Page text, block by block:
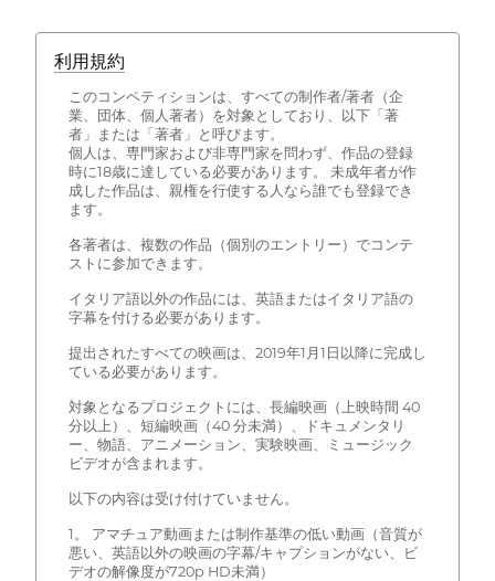
利用規約
このコンペティションは、すべての制作者/著者（企
業、団体、個人著者）を対象としており、以下「著
者」または「著者」と呼びます。
個人は、専門家および非専門家を問わず、作品の登録
時に18歳に達している必要があります。 未成年者が作
成した作品は、親権を行使する人なら誰でも登録でき
ます。
各著者は、複数の作品（個別のエントリー）でコンテ
ストに参加できます。
イタリア語以外の作品には、英語またはイタリア語の
字幕を付ける必要があります。
提出されたすべての映画は、2019年1月1日以降に完成し
ている必要があります。
対象となるプロジェクトには、長編映画（上映時間 40
分以上）、短編映画（40 分未満）、ドキュメンタリ
ー、物語、アニメーション、実験映画、ミュージック
ビデオが含まれます。
以下の内容は受け付けていません。
1。 アマチュア動画または制作基準の低い動画（音質が
悪い、英語以外の映画の字幕/キャプションがない、ビ
デオの解像度が720p HD未満）